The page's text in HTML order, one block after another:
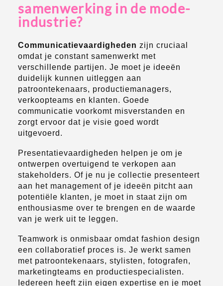
samenwerking in de mode-
industrie?
Communicatievaardigheden zijn cruciaal
omdat je constant samenwerkt met
verschillende partijen. Je moet je ideeën
duidelijk kunnen uitleggen aan
patroontekenaars, productiemanagers,
verkoopteams en klanten. Goede
communicatie voorkomt misverstanden en
zorgt ervoor dat je visie goed wordt
uitgevoerd.
Presentatievaardigheden helpen je om je
ontwerpen overtuigend te verkopen aan
stakeholders. Of je nu je collectie presenteert
aan het management of je ideeën pitcht aan
potentiële klanten, je moet in staat zijn om
enthousiasme over te brengen en de waarde
van je werk uit te leggen.
Teamwork is onmisbaar omdat fashion design
een collaboratief proces is. Je werkt samen
met patroontekenaars, stylisten, fotografen,
marketingteams en productiespecialisten.
Iedereen heeft zijn eigen expertise en je moet